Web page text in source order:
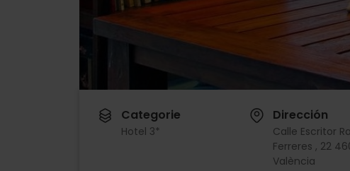
Categorie
Hotel 3*
Dirección
Calle Escritor
Ferreres , 22
València